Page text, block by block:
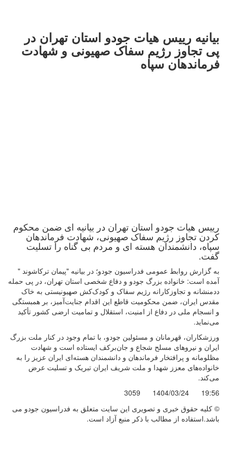
بیانیه رییس هیات جودو استان تهران در
پی تجاوز رژیم سفاک صهیونی و شهادت
فرماندهان سپاه
رییس هیات جودو استان تهران در بیانیه ای ضمن محکوم
کردن تجاوز رژیم سفاک صهیونی، شهادت فرماندهان
سپاه، دانشمندان هسته ای و مردم بی گناه را تسلیت
گفت.
به گزارش روابط عمومی فدراسیون جودو؛ در بیانیه "پیمان ترکاشوند "
آمده است: خانواده بزرگ جودو و دفاع شخصی استان تهران، در پی حمله
ددمنشانه و تجاوزکارانه رژیم سفاک و کودک‌کش صهیونیستی به خاک
مقدس ایران، ضمن محکومیت قاطع این اقدام جنایت‌آمیز، بر همبستگی
و انسجام ملی در دفاع از امنیت، استقلال و تمامیت ارضی کشور تأکید
می‌نماید.
ورزشکاران، قهرمانان و مسئولین جودو، با تمام وجود در کنار ملت بزرگ
ایران و نیروهای مسلح شجاع و جان‌برکف ایستاده‌ است و شهادت
مظلومانه و پرافتخار فرماندهان و دانشمندان هسته‌ای ایران عزیز را به
خانواده‌های معزز شهدا و ملت شریف ایران تبریک و تسلیت عرض
می‌کند.
19:56
1404/03/24
3059
© کليه حقوق خبری و تصويری اين سايت متعلق به فدراسیون جودو می
باشد.استفاده از مطالب با ذكر منبع آزاد است.